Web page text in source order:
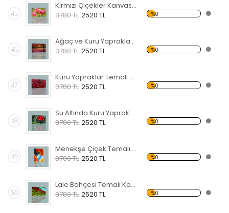
45
Kırmızı Çiçekler Kanvas Tablo
3780 TL 2520 TL %0
46
Ağaç ve Kuru Yapraklar Kanvas Tablo
3780 TL 2520 TL %0
47
Kuru Yapraklar Temalı Kanvas Tablo
3780 TL 2520 TL %0
48
Su Altında Kuru Yaprak Kanvas Tablo
3780 TL 2520 TL %0
49
Menekşe Çiçek Temalı Kanvas Tablo
3780 TL 2520 TL %0
50
Lale Bahçesi Temalı Kanvas Tablo
3780 TL 2520 TL %0